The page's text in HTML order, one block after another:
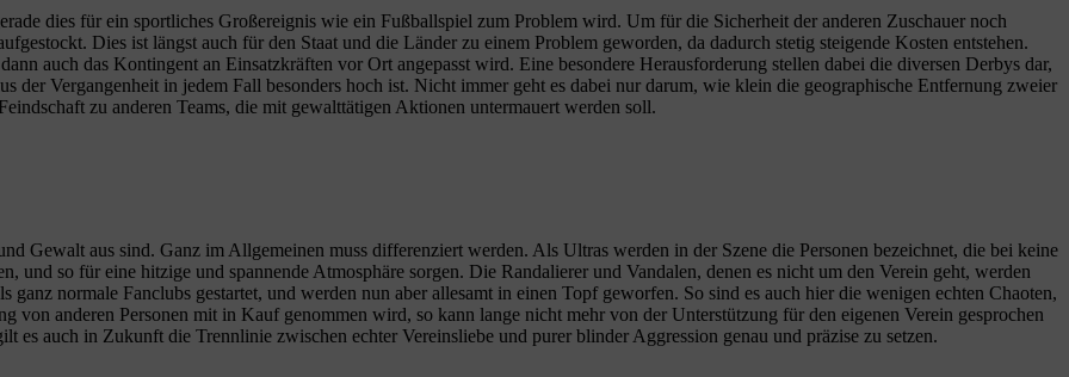
dies für ein sportliches Großereignis wie ein Fußballspiel zum Problem wird. Um für die Sicherheit der anderen Zuschauer noch
Dies ist längst auch für den Staat und die Länder zu einem Problem geworden, da dadurch stetig steigende Kosten entstehen.
auch das Kontingent an Einsatzkräften vor Ort angepasst wird. Eine besondere Herausforderung stellen dabei die diversen Derbys dar,
der Vergangenheit in jedem Fall besonders hoch ist. Nicht immer geht es dabei nur darum, wie klein die geographische Entfernung zweier
zu anderen Teams, die mit gewalttätigen Aktionen untermauert werden soll.
Gewalt aus sind. Ganz im Allgemeinen muss differenziert werden. Als Ultras werden in der Szene die Personen bezeichnet, die bei keine
und so für eine hitzige und spannende Atmosphäre sorgen. Die Randalierer und Vandalen, denen es nicht um den Verein geht, werden
normale Fanclubs gestartet, und werden nun aber allesamt in einen Topf geworfen. So sind es auch hier die wenigen echten Chaoten,
von anderen Personen mit in Kauf genommen wird, so kann lange nicht mehr von der Unterstützung für den eigenen Verein gesprochen
es auch in Zukunft die Trennlinie zwischen echter Vereinsliebe und purer blinder Aggression genau und präzise zu setzen.